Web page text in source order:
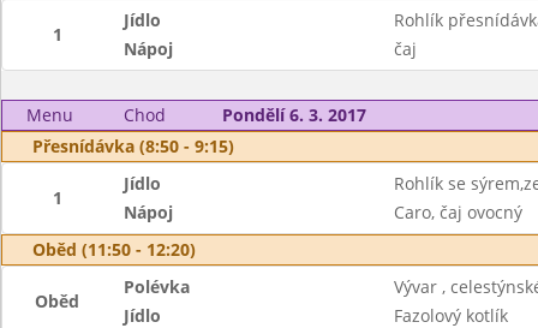
1
Jídlo
Rohlík
Nápoj
čaj
Menu Chod
Pondělí 6. 3. 2017
Přesnídávka (8:50 - 9:15)
1
Jídlo
Rohlík se
Nápoj
Caro, čaj ovocný
Oběd (11:50 - 12:20)
Oběd
Polévka
Vývar ,
Jídlo
Fazolový kotlík